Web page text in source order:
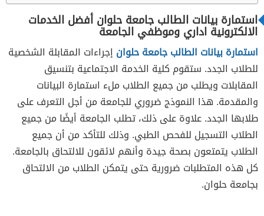
استمارة بيانات الطالب جامعة حلوان أفضل الخدمات
الالكترونية اداري وموظفي الجامعة
استمارة بيانات الطالب جامعة حلوان إجراءات المقابلة الشخصية
للطلاب الجدد. ستقوم كلية الخدمة الاجتماعية بتنسيق
المقابلات ويطلب من جميع الطلاب ملء استمارة البيانات
والمقدمة. هذا النموذج ضروري للجامعة من أجل التعرف على
طلابها الجدد. علاوة على ذلك، تطلب الجامعة أيضًا من جميع
الطلاب التسجيل للفحص الطبي. وذلك للتأكد من أن جميع
الطلاب يتمتعون بصحة جيدة وأنهم لائقون للالتحاق بالجامعة.
كل هذه المتطلبات ضرورية حتى يتمكن الطلاب من الالتحاق
بجامعة حلوان.